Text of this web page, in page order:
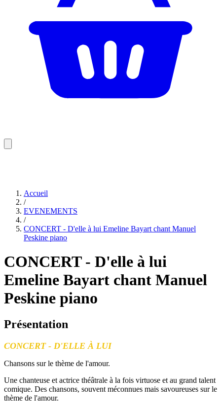
Accueil
/
EVENEMENTS
/
CONCERT - D'elle à lui Emeline Bayart chant Manuel
Peskine piano
CONCERT - D'elle à lui
Emeline Bayart chant Manuel
Peskine piano
Présentation
CONCERT - D'ELLE À LUI
Chansons sur le thème de l'amour.
Une chanteuse et actrice théâtrale à la fois virtuose et au grand talent
comique. Des chansons, souvent méconnues mais savoureuses sur le
thème de l'amour.